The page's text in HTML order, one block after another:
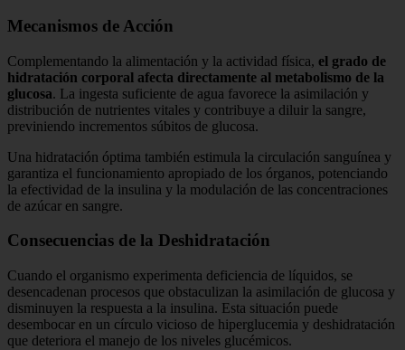
Mecanismos de Acción
Complementando la alimentación y la actividad física, el grado de
hidratación corporal afecta directamente al metabolismo de la
glucosa. La ingesta suficiente de agua favorece la asimilación y
distribución de nutrientes vitales y contribuye a diluir la sangre,
previniendo incrementos súbitos de glucosa.
Una hidratación óptima también estimula la circulación sanguínea y
garantiza el funcionamiento apropiado de los órganos, potenciando
la efectividad de la insulina y la modulación de las concentraciones
de azúcar en sangre.
Consecuencias de la Deshidratación
Cuando el organismo experimenta deficiencia de líquidos, se
desencadenan procesos que obstaculizan la asimilación de glucosa y
disminuyen la respuesta a la insulina. Esta situación puede
desembocar en un círculo vicioso de hiperglucemia y deshidratación
que deteriora el manejo de los niveles glucémicos.